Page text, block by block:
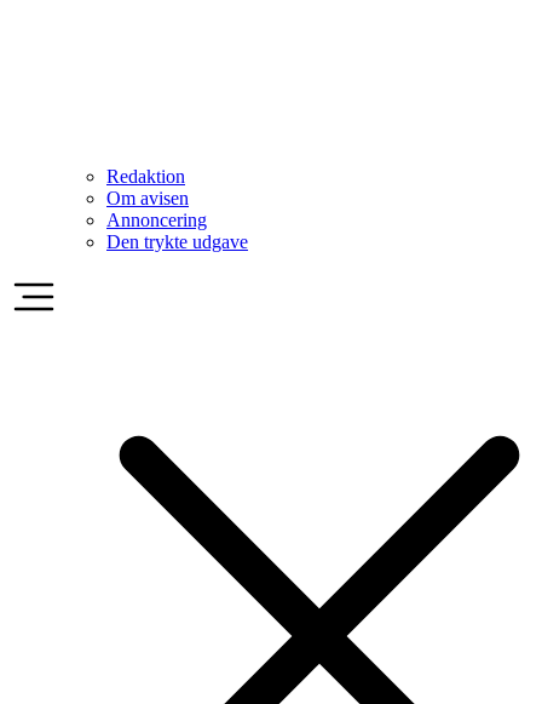
Redaktion
Om avisen
Annoncering
Den trykte udgave